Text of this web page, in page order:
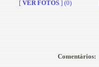
[ VER FOTOS ] (0)
Comentários: